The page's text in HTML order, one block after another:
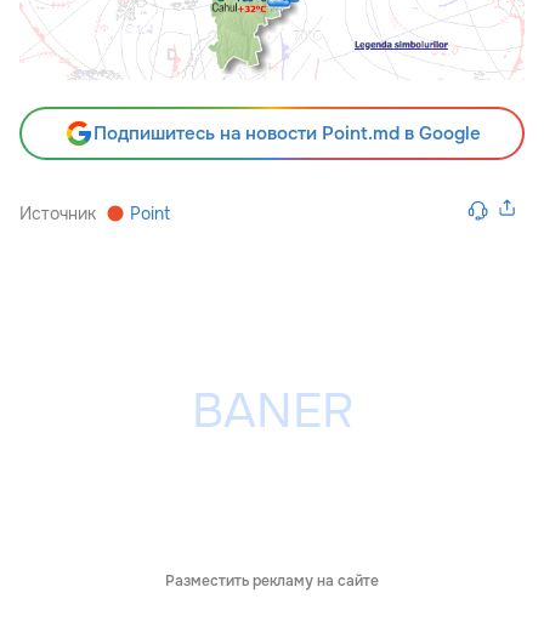
Подпишитесь на новости Point.md в Google
Источник Point
Разместить рекламу на сайте